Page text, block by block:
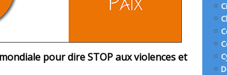
pour dire STOPaux violences et